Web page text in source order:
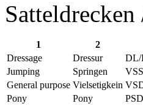
1 2
Dressage
Dressur DL/
Jumping
Springen
General purpose Vielsetigkein
Pony
Pony PSD